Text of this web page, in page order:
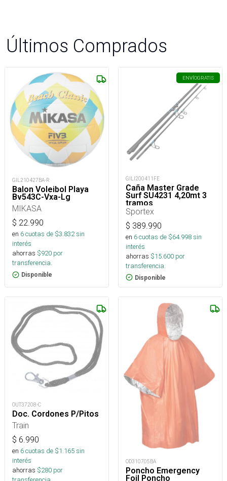
Últimos Comprados
GIL210427BA-R
Balon Voleibol Playa
Bv543C-Vxa-Lg
MIKASA
$ 22.990
en 6cuotas de $3.832sin
interés
ahorras $920 por
transferencia.
Disponible
ENVÍOGRATIS
GILI200411FE
Caña Master Grade
Surf SU4231 4,20mt 3
tramos
Sportex
$ 389.990
en 6cuotas de $64.998sin
interés
ahorras $15.600 por
transferencia.
Disponible
OUT37208-C
Doc. Cordones P/Pitos
Train
$ 6.990
en 6cuotas de $1.165sin
interés
ahorras $280 por
OD310705BA
Poncho Emergency
Foil Poncho